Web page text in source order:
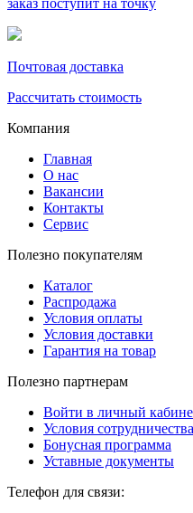
Почтовая доставка
Рассчитать стоимость
Компания
Главная
О нас
Вакансии
Контакты
Сервис
Полезно покупателям
Каталог
Распродажа
Условия оплаты
Условия доставки
Гарантия на товар
Полезно партнерам
Войти в личный
Условия сотрудничества
Бонусная программа
Уставные документы
Телефон для связи: